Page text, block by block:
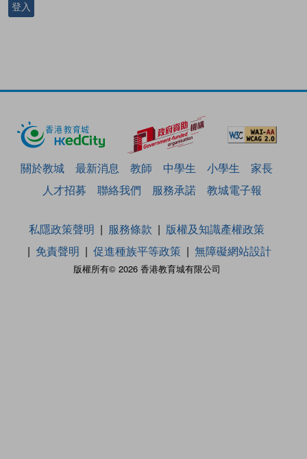
登入
關於教城 最新消息 教師 中學生 小學生
家長
人才招募
聯絡我們 服務承諾 教城電子報
版權所有© 2026 香港教育城有限公司
私隱政策聲明 服務條款
版權及知識產權政策
免責聲明
促進種族平等政策 無障礙網站設計